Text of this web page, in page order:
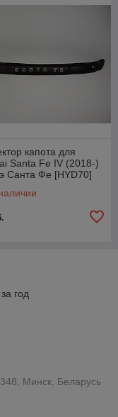
капота для
Santa Fe IV (2018-)
Санта Фе [HYD70]
год
Минск, Беларусь